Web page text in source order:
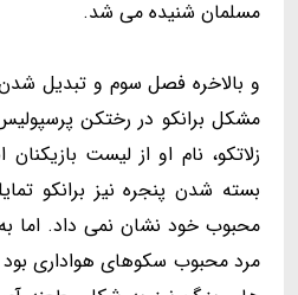
مسلمان شنیده می شد.
و بالاخره فصل سوم و تبدیل
مشکل برانکو در رختکن
زلاتکو، نام او از لیست
بسته شدن پنجره نیز برانکو
محبوب خود نشان نمی داد.
مرد محبوب سکوهای هواداری